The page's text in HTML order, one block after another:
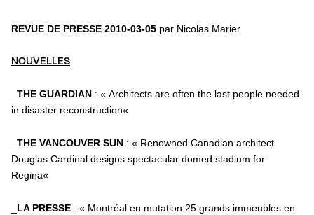
REVUE DE PRESSE 2010-03-05 par Nicolas Marier
NOUVELLES
THE GUARDIAN : « Architects are often the last people needed
in disaster reconstruction«
THE VANCOUVER SUN : « Renowned Canadian architect
Douglas Cardinal designs spectacular domed stadium for
Regina«
LA PRESSE : « Montréal en mutation:25 grands immeubles en